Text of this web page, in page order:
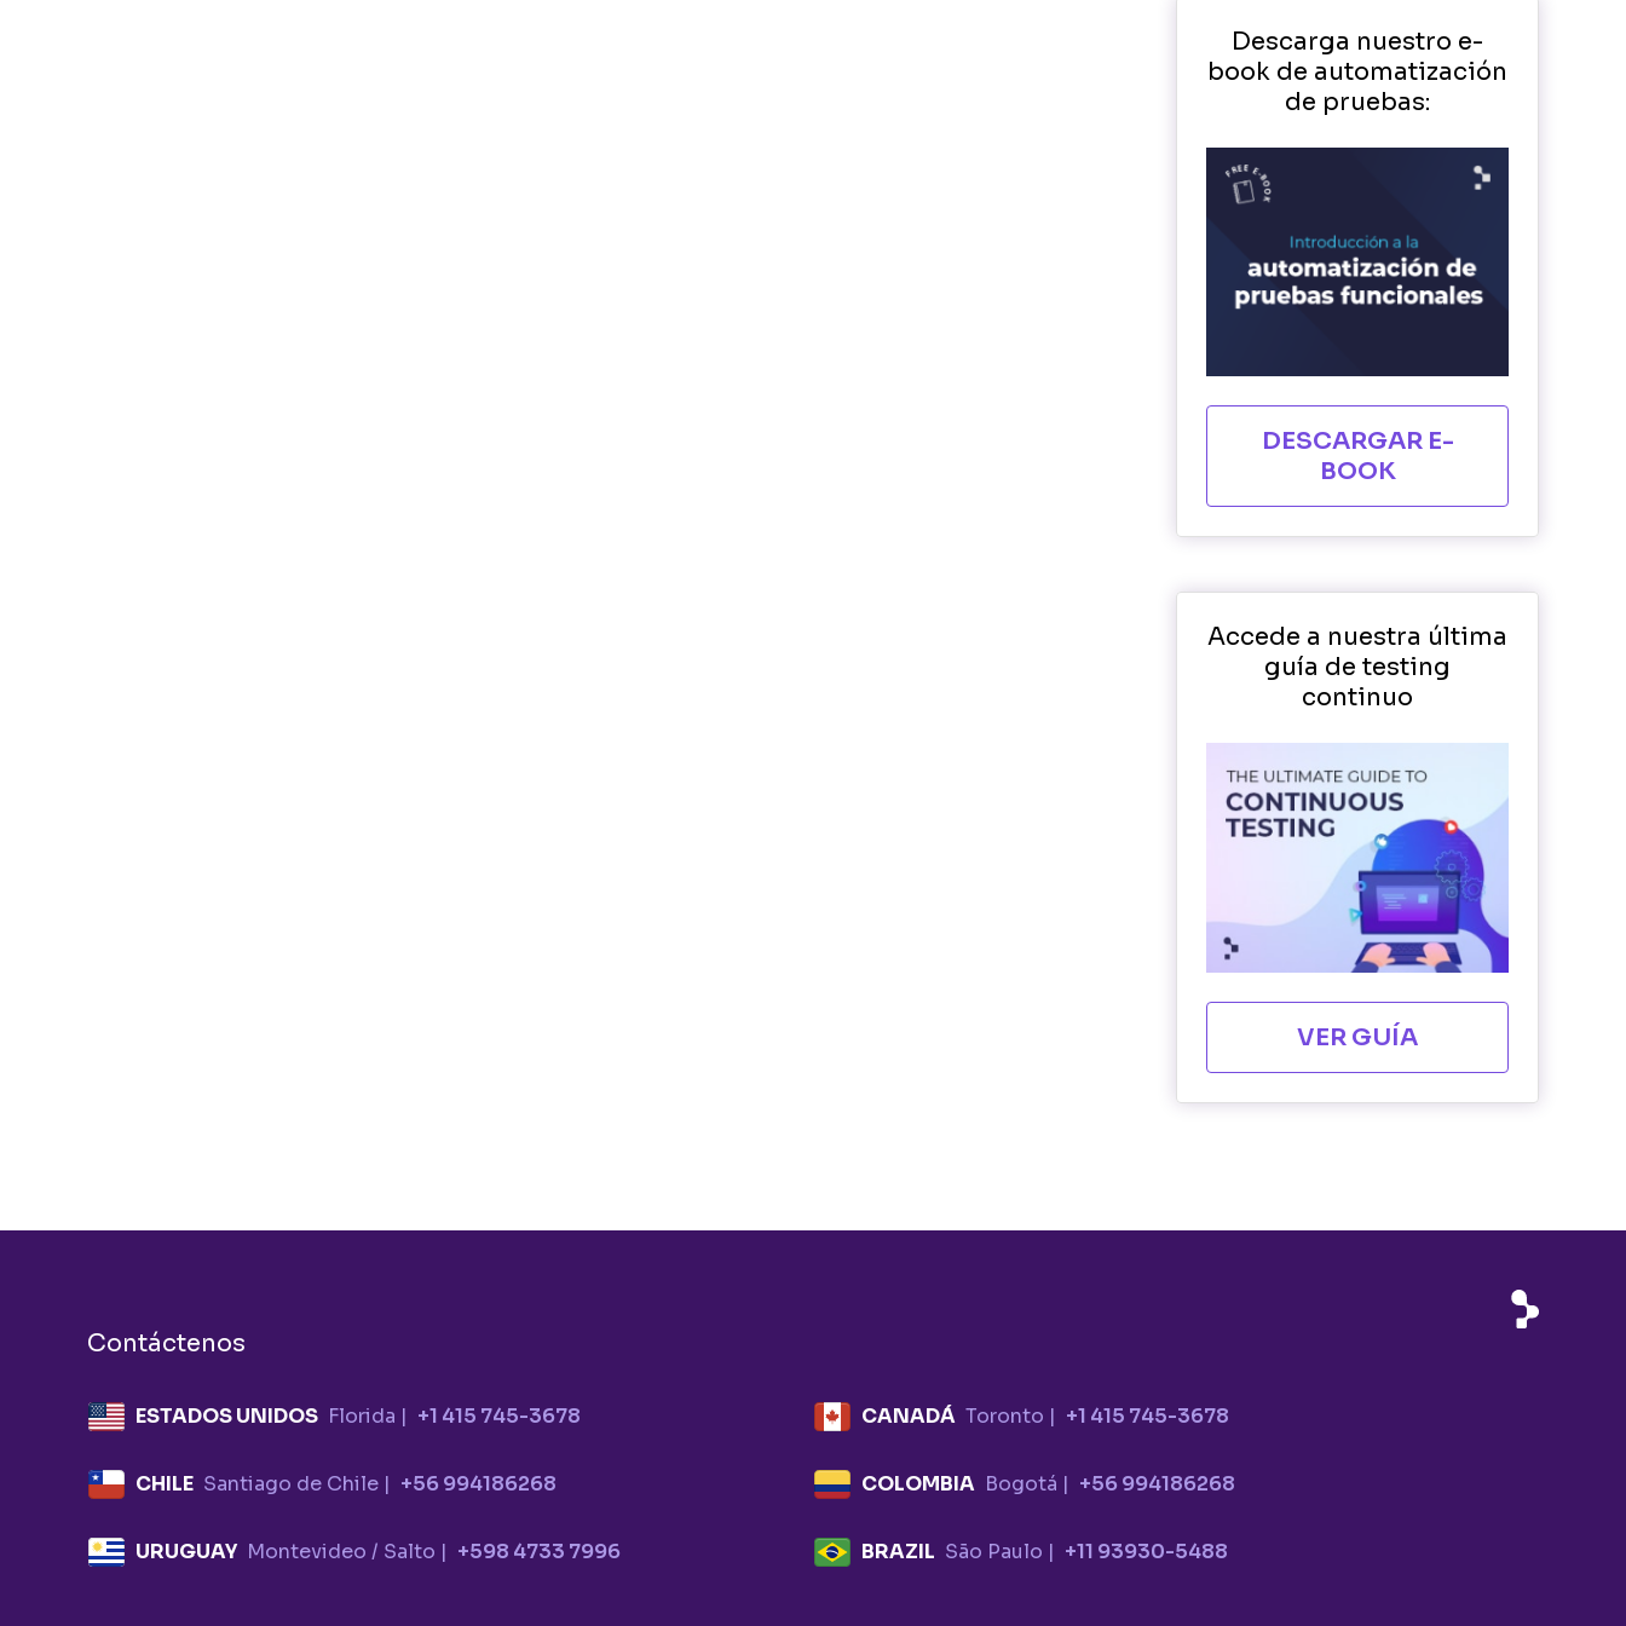
Descarga nuestro e-
book de automatización
de pruebas:
DESCARGAR E-
BOOK
Accede a nuestra última
guía de testing
continuo
VER GUÍA
Contáctenos
ESTADOS UNIDOS Florida | +1 415 745-3678 CANADÁ Toronto | +1 415 745-3678
CHILE Santiago de Chile | +56 994186268 COLOMBIA Bogotá | +56 994186268
URUGUAY Montevideo / Salto | +598 4733 7996 BRAZIL São Paulo | +11 93930-5488